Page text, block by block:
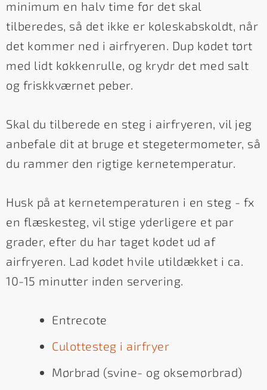
minimum en halv time før det skal
tilberedes, så det ikke er køleskabskoldt, når
det kommer ned i airfryeren. Dup kødet tørt
med lidt køkkenrulle, og krydr det med salt
og friskkværnet peber.
Skal du tilberede en steg i airfryeren, vil jeg
anbefale dit at bruge et stegetermometer, så
du rammer den rigtige kernetemperatur.
Husk på at kernetemperaturen i en steg - fx
en flæskesteg, vil stige yderligere et par
grader, efter du har taget kødet ud af
airfryeren. Lad kødet hvile utildækket i ca.
10-15 minutter inden servering.
Entrecote
Culottesteg i airfryer
Mørbrad (svine- og oksemørbrad)